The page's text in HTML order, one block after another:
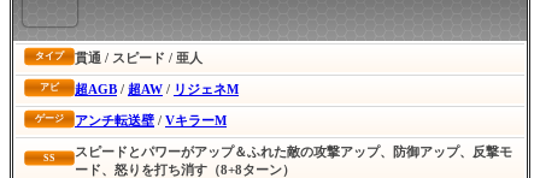
タイプ 貫通 / スピード / 亜人
アビ 超AGB / 超AW / リジェネM
ゲージ アンチ転送壁 / VキラーM
SS
スピードとパワーがアップ＆ふれた敵の攻撃アップ、防御アップ、反撃モ
ード、怒りを打ち消す（8+8ターン）